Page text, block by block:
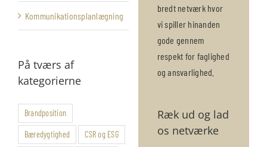
Kommunikationsplanlægning
På tværs af
kategorierne
Brandposition
Bæredygtighed CSR og ESG
bredt netværk hvor
vi spiller hinanden
gode gennem
respekt for faglighed
og ansvarlighed.
Ræk ud og lad
os netværke